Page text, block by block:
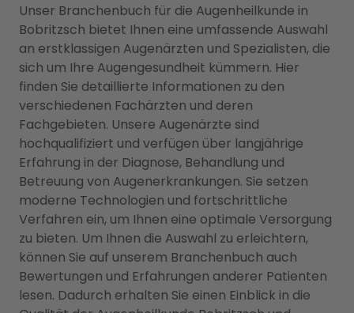
Unser Branchenbuch für die Augenheilkunde in
Bobritzsch bietet Ihnen eine umfassende Auswahl
an erstklassigen Augenärzten und Spezialisten, die
sich um Ihre Augengesundheit kümmern. Hier
finden Sie detaillierte Informationen zu den
verschiedenen Fachärzten und deren
Fachgebieten. Unsere Augenärzte sind
hochqualifiziert und verfügen über langjährige
Erfahrung in der Diagnose, Behandlung und
Betreuung von Augenerkrankungen. Sie setzen
moderne Technologien und fortschrittliche
Verfahren ein, um Ihnen eine optimale Versorgung
zu bieten. Um Ihnen die Auswahl zu erleichtern,
können Sie auf unserem Branchenbuch auch
Bewertungen und Erfahrungen anderer Patienten
lesen. Dadurch erhalten Sie einen Einblick in die